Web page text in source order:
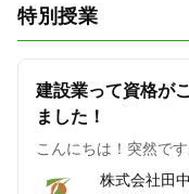
特別授業
建設業って資格が
ました！
こんにちは！突然で
さんの資格や免許が
株式会社田